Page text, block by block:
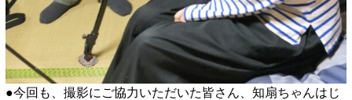
●今回も、撮影にご協力いただいた皆さん、知扇ちゃんはじ